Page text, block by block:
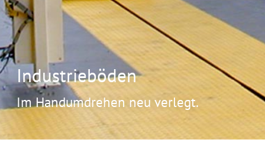
Industrieböden
Im Handumdrehen neu verlegt.